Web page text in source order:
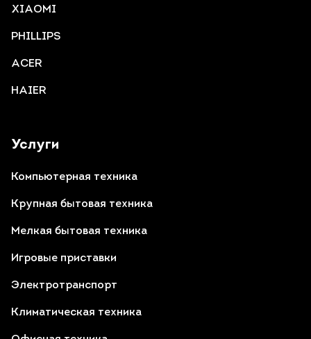
Услуги
Компьютерная техника
Крупная бытовая техника
Мелкая бытовая техника
Игровые приставки
Электротранспорт
Климатическая техника
XIAOMI
PHILLIPS
ACER
HAIER